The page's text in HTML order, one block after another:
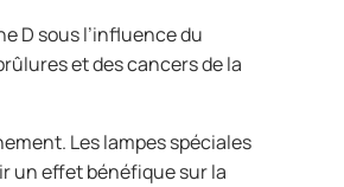
D sous l’influence du
et des cancers de la
Les lampes spéciales
un effet bénéfique sur la